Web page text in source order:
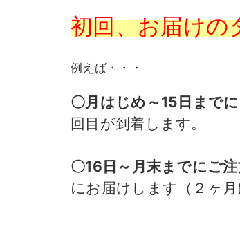
初回、お届けの
例えば・・・
〇月はじめ～15日までに
回目が到着します。
〇16日～月末までにご
にお届けします（２ヶ月